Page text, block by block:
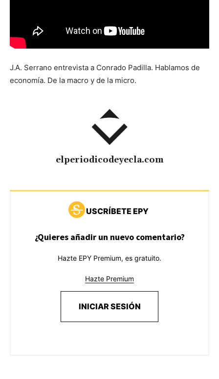
J.A. Serrano entrevista a Conrado Padilla. Hablamos de
economía. De la macro y de la micro.
elperiodicodeyecla.com
USCRÍBETE EPY
¿Quieres añadir un nuevo comentario?
Hazte EPY Premium, es gratuito.
Hazte Premium
INICIAR SESIÓN